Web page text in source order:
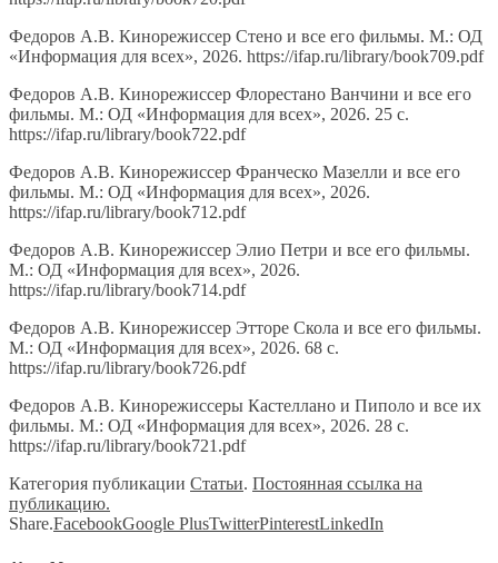
Федоров А.В. Кинорежиссер Стено и все его фильмы. М.: ОД
«Информация для всех», 2026. https://ifap.ru/library/book709.pdf
Федоров А.В. Кинорежиссер Флорестано Ванчини и все его
фильмы. М.: ОД «Информация для всех», 2026. 25 с.
https://ifap.ru/library/book722.pdf
Федоров А.В. Кинорежиссер Франческо Мазелли и все его
фильмы. М.: ОД «Информация для всех», 2026.
https://ifap.ru/library/book712.pdf
Федоров А.В. Кинорежиссер Элио Петри и все его фильмы.
М.: ОД «Информация для всех», 2026.
https://ifap.ru/library/book714.pdf
Федоров А.В. Кинорежиссер Этторе Скола и все его фильмы.
М.: ОД «Информация для всех», 2026. 68 с.
https://ifap.ru/library/book726.pdf
Федоров А.В. Кинорежиссеры Кастеллано и Пиполо и все их
фильмы. М.: ОД «Информация для всех», 2026. 28 с.
https://ifap.ru/library/book721.pdf
Категория публикации Статьи. Постоянная ссылка на
публикацию.
Share.FacebookGoogle PlusTwitterPinterestLinkedIn